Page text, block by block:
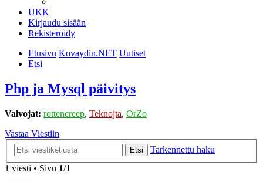
UKK
Kirjaudu sisään
Rekisteröidy
Etusivu Kovaydin.NET Uutiset
Etsi
Php ja Mysql päivitys
Valvojat: rottencreep, Teknojta, OrZo
Vastaa Viestiin
Etsi
Tarkennettu haku
1 viesti • Sivu 1/1